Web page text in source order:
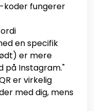
koder fungerer
en specifik
er mere
på Instagram."
er virkelig
med dig, mens